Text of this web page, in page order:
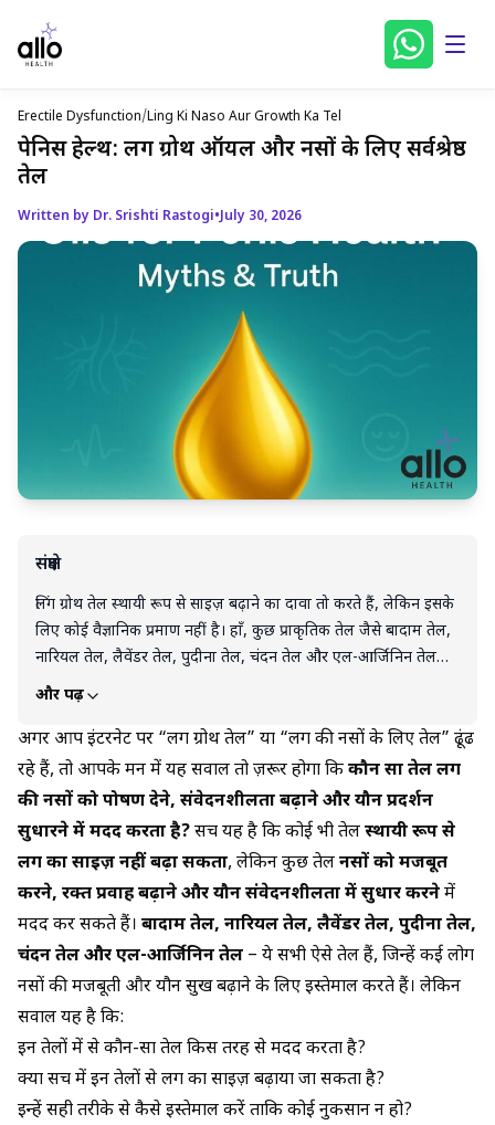
Erectile Dysfunction/Ling Ki Naso Aur Growth Ka Tel
पेनिस हेल्थ: लिंग ग्रोथ ऑयल और नसों के लिए सर्वश्रेष्ठ
तेल
Written by Dr. Srishti Rastogi•July 30, 2026
संक्षेप
लिंग ग्रोथ तेल स्थायी रूप से साइज़ बढ़ाने का दावा तो करते हैं, लेकिन इसके
लिए कोई वैज्ञानिक प्रमाण नहीं है। हाँ, कुछ प्राकृतिक तेल जैसे बादाम तेल,
नारियल तेल, लैवेंडर तेल, पुदीना तेल, चंदन तेल और एल-आर्जिनिन तेल
लिंग की नसों को पोषण देने, रक्त प्रवाह सुधारने और संवेदनशीलता बढ़ाने में
बना सकता है, लेकिन इन्हें केवल पूरक उपाय मानें, इलाज नहीं। अगर
लगातार यौन समस्याएँ बनी रहें, तो डॉक्टर से परामर्श लेना सबसे सुरक्षित
विकल्प है।
और पढ़ें
अगर आप इंटरनेट पर “लिंग ग्रोथ तेल” या “लिंग की नसों के लिए तेल” ढूंढ
रहे हैं, तो आपके मन में यह सवाल तो ज़रूर होगा किकौन सा तेल लिंग
की नसों को पोषण देने, संवेदनशीलता बढ़ाने और यौन प्रदर्शन
सुधारने में मदद करता है?सच यह है कि कोई भी तेलस्थायी रूप से
लिंग का साइज़ नहीं बढ़ा सकता, लेकिन कुछ तेलनसों को मजबूत
करने, रक्त प्रवाह बढ़ाने और यौन संवेदनशीलता में सुधार करनेमें
मदद कर सकते हैं। बादाम तेल, नारियल तेल, लैवेंडर तेल, पुदीना तेल,
चंदन तेल और एल-आर्जिनिन तेल – ये सभी ऐसे तेल हैं, जिन्हें कई लोग
नसों की मजबूती और यौन सुख बढ़ाने के लिए इस्तेमाल करते हैं। लेकिन
सवाल यह है कि:
इन तेलों में से कौन-सा तेल किस तरह से मदद करता है?
क्या सच में इन तेलों से लिंग का साइज़ बढ़ाया जा सकता है?
इन्हें सही तरीके से कैसे इस्तेमाल करें ताकि कोई नुकसान न हो?